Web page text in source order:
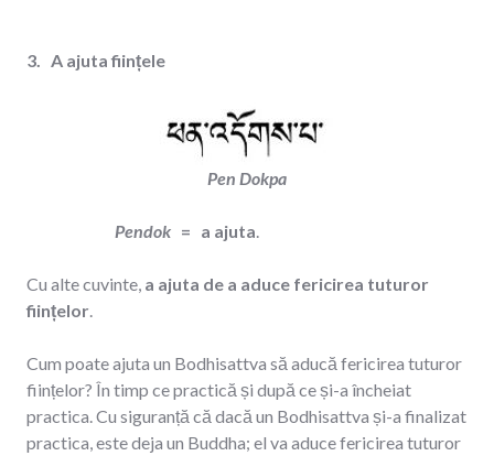
3. A ajuta ființele
Pen Dokpa
Pendok = a ajuta.
Cu alte cuvinte, a ajuta de a aduce fericirea tuturor
ființelor.
Cum poate ajuta un Bodhisattva să aducă fericirea tuturor
ființelor? În timp ce practică și după ce și-a încheiat
practica. Cu siguranță că dacă un Bodhisattva și-a finalizat
practica, este deja un Buddha; el va aduce fericirea tuturor